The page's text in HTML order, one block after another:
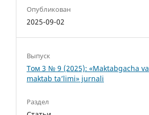
Опубликован
2025-09-02
Выпуск
Том 3 № 9 (2025): «Maktabgacha va
maktab ta’limi» jurnali
Раздел